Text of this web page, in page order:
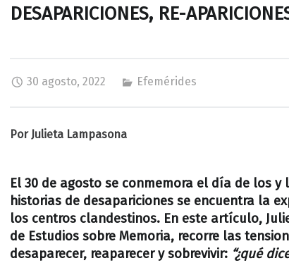
DESAPARICIONES, RE-
30 agosto, 2022 Efemérides
Por Julieta Lampasona
El 30 de agosto se conmemora el día de los
historias de desapariciones se encuentra la
los centros clandestinos. En este artículo,
de Estudios sobre Memoria, recorre las
desaparecer, reaparecer y sobrevivir: “¿qué